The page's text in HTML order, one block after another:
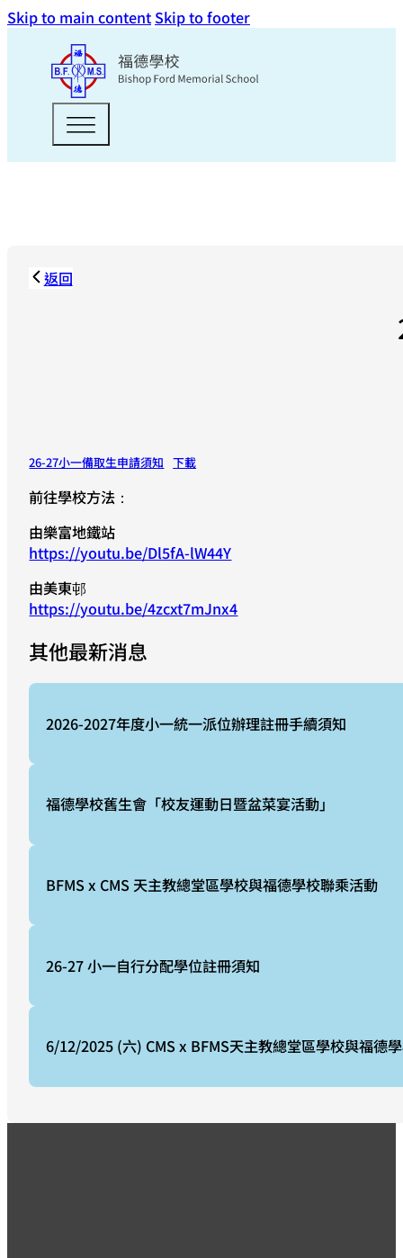
Skip to main content Skip to footer
返回
26-27小一備取生申請須知 下載
前往學校方法：
由樂富地鐵站
https://youtu.be/Dl5fA-lW44Y
由美東邨
https://youtu.be/4zcxt7mJnx4
其他最新消息
2026-2027年度小一統一派位辦理註冊手續須知
福德學校舊生會「校友運動日暨盆菜宴活動」
BFMS x CMS 天主教總堂區學校與福德學校聯乘活動
26-27 小一自行分配學位註冊須知
6/12/2025 (六) CMS x BFMS天主教總堂區學校與福德